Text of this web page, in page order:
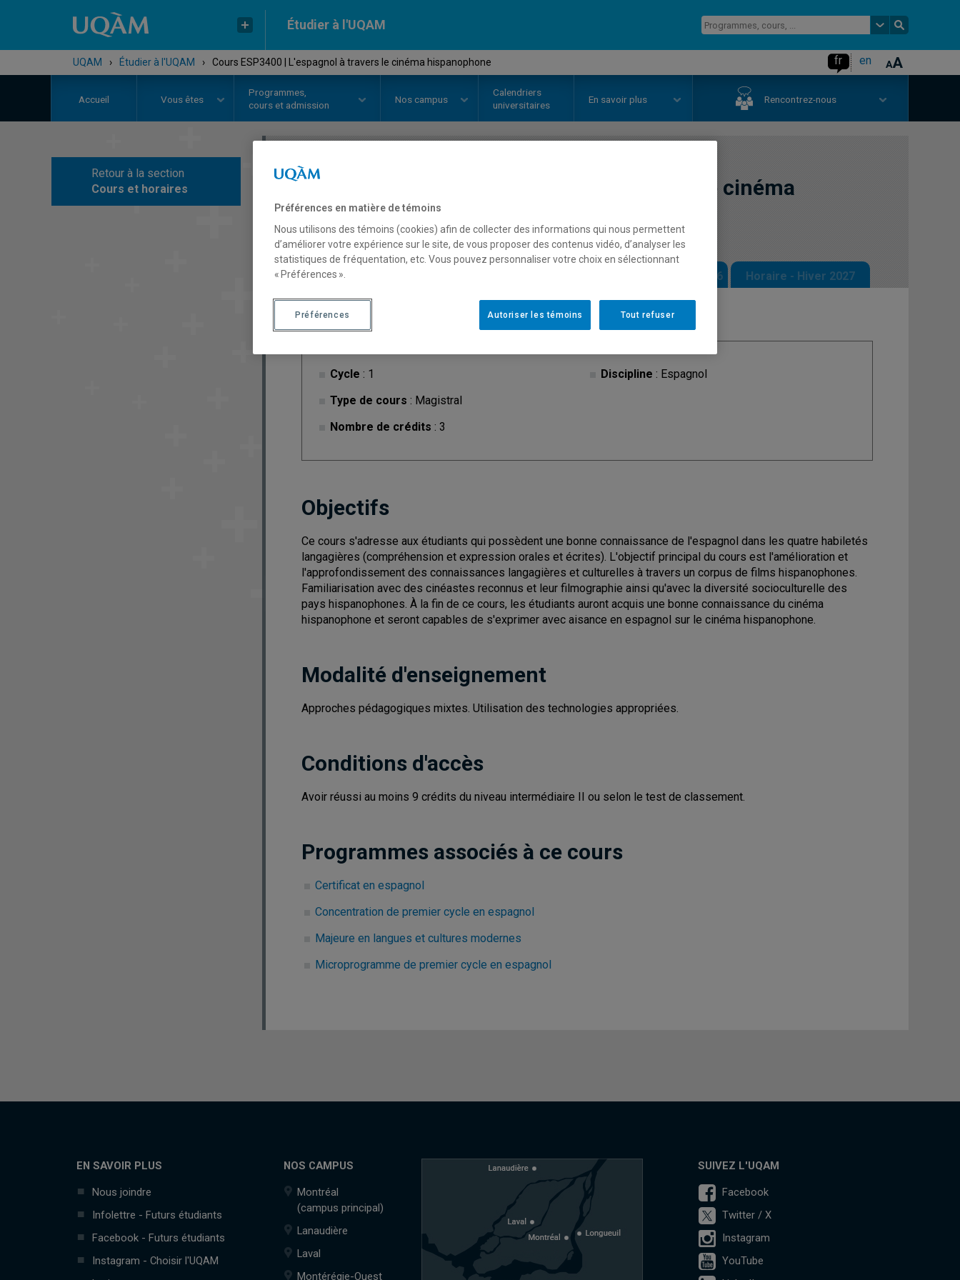
Étudier à l'UQAM
UQAM › Étudier à l'UQAM › Cours ESP3400 | L'espagnol à travers le cinéma hispanophone fr en
Accueil Vous êtes
Programmes,
cours et admission
Nos campus
Calendriers
universitaires
En savoir plus Rencontrez-nous
Retour à la section
Cours et horaires
COURS
L'espagnol à travers le cinéma
hispanophone
Description Horaire - Automne 2026 Horaire - Hiver 2027
Cycle : 1
Type de cours : Magistral
Nombre de crédits : 3
Discipline : Espagnol
Objectifs
Ce cours s'adresse aux étudiants qui possèdent une bonne connaissance de l'espagnol dans les quatre habiletés
langagières (compréhension et expression orales et écrites). L'objectif principal du cours est l'amélioration et
l'approfondissement des connaissances langagières et culturelles à travers un corpus de films hispanophones.
Familiarisation avec des cinéastes reconnus et leur filmographie ainsi qu'avec la diversité socioculturelle des
pays hispanophones. À la fin de ce cours, les étudiants auront acquis une bonne connaissance du cinéma
hispanophone et seront capables de s'exprimer avec aisance en espagnol sur le cinéma hispanophone.
Modalité d'enseignement
Approches pédagogiques mixtes. Utilisation des technologies appropriées.
Conditions d'accès
Avoir réussi au moins 9 crédits du niveau intermédiaire II ou selon le test de classement.
Programmes associés à ce cours
Certificat en espagnol
Concentration de premier cycle en espagnol
Majeure en langues et cultures modernes
Microprogramme de premier cycle en espagnol
EN SAVOIR PLUS
Nous joindre
Infolettre - Futurs étudiants
Facebook - Futurs étudiants
Instagram - Choisir l'UQAM
NOS CAMPUS
Montréal
(campus principal)
Lanaudière
Laval
Montérégie-Ouest
SUIVEZ L'UQAM
Facebook
Twitter / X
Instagram
YouTube
Préférences en matière de témoins
Nous utilisons des témoins (cookies) afin de collecter des informations qui nous permettent
d’améliorer votre expérience sur le site, de vous proposer des contenus vidéo, d’analyser les
statistiques de fréquentation, etc. Vous pouvez personnaliser votre choix en sélectionnant
« Préférences ».
Tout refuser
Autoriser les témoins
Préférences